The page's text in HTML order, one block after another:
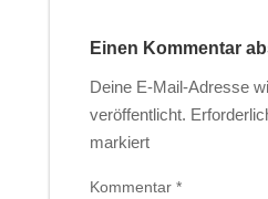
Einen Kommentar
Deine E-Mail-Adresse
veröffentlicht.
markiert
Kommentar *